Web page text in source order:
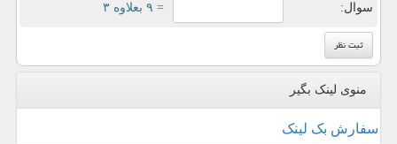
سوال: = ۹ بعلاوه ۳
منوی لینک بگیر
سفارش بک لینک